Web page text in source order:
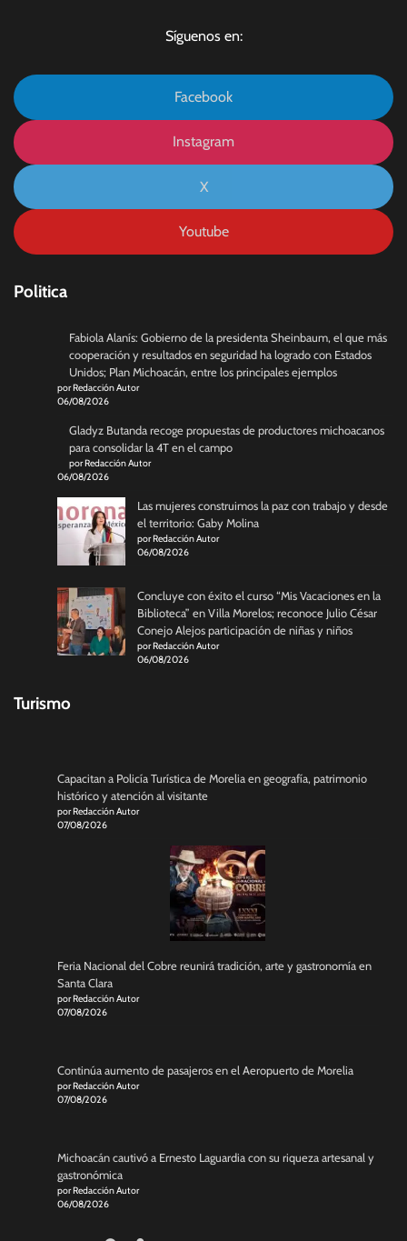
Síguenos en:
Facebook
Instagram
X
Youtube
Politica
Fabiola Alanís: Gobierno de la presidenta Sheinbaum, el que más
cooperación y resultados en seguridad ha logrado con Estados
Unidos; Plan Michoacán, entre los principales ejemplos
por Redacción Autor
06/08/2026
Gladyz Butanda recoge propuestas de productores michoacanos
para consolidar la 4T en el campo
por Redacción Autor
06/08/2026
Las mujeres construimos la paz con trabajo y desde
el territorio: Gaby Molina
por Redacción Autor
06/08/2026
Concluye con éxito el curso “Mis Vacaciones en la
Biblioteca” en Villa Morelos; reconoce Julio César
Conejo Alejos participación de niñas y niños
por Redacción Autor
06/08/2026
Turismo
Capacitan a Policía Turística de Morelia en geografía, patrimonio
histórico y atención al visitante
por Redacción Autor
07/08/2026
Feria Nacional del Cobre reunirá tradición, arte y gastronomía en
Santa Clara
por Redacción Autor
07/08/2026
Continúa aumento de pasajeros en el Aeropuerto de Morelia
por Redacción Autor
07/08/2026
Michoacán cautivó a Ernesto Laguardia con su riqueza artesanal y
gastronómica
por Redacción Autor
06/08/2026